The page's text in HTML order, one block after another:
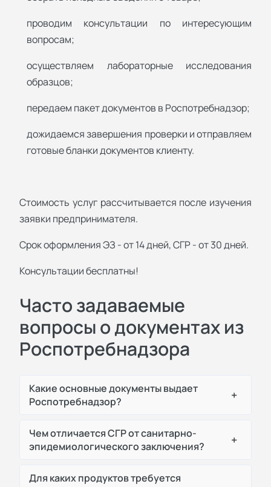
проводим консультации по интересующим
вопросам;
осуществляем лабораторные исследования
образцов;
передаем пакет документов в Роспотребнадзор;
дожидаемся завершения проверки и отправляем
готовые бланки документов клиенту.
Стоимость услуг рассчитывается после изучения
заявки предпринимателя.
Срок оформления ЭЗ - от 14 дней, СГР - от 30 дней.
Консультации бесплатны!
Часто задаваемые
вопросы о документах из
Роспотребнадзора
Какие основные документы выдает
Роспотребнадзор?
+
Чем отличается СГР от санитарно-
эпидемиологического заключения?
+
Для каких продуктов требуется